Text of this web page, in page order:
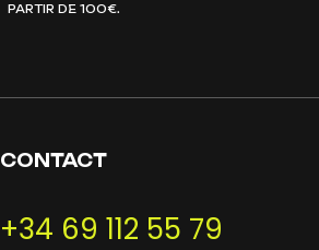
PARTIR DE 100€.
CONTACT
+34 69 112 55 79